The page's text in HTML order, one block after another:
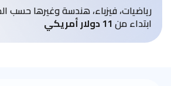
رياضيات، فيزباء، هندسة وغيرها حسب
ابتداء من11 دولار أمريكي